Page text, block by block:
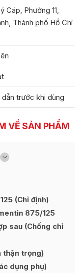
Cáp, Phường 11,
Thành phố Hồ Chí
trước khi dùng
VỀ SẢN PHẨM
[
Ẩn
(Chỉ định)
875/125
sau (Chống chỉ
thận trọng)
dụng phụ)